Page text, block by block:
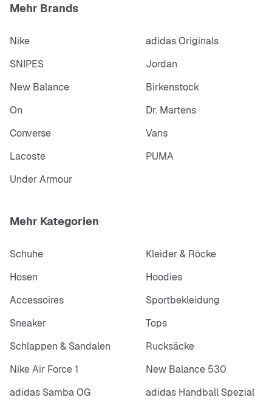
Mehr Brands
Nike
adidas Originals
SNIPES
Jordan
New Balance
Birkenstock
On
Dr. Martens
Converse
Vans
Lacoste
PUMA
Under Armour
Mehr Kategorien
Schuhe
Kleider & Röcke
Hosen
Hoodies
Accessoires
Sportbekleidung
Sneaker
Tops
Schlappen & Sandalen
Rucksäcke
Nike Air Force 1
New Balance 530
adidas Samba OG
adidas Handball Spezial